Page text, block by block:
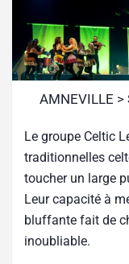
AMNEVILLE >
Le groupe Celtic
traditionnelles
toucher un large
Leur capacité à
bluffante fait de
inoubliable.